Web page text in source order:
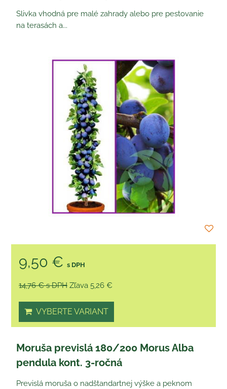
Slivka vhodná pre malé zahrady alebo pre pestovanie
na terasách a...
9,50 € s DPH
14,76 €s DPH Zľava 5,26 €
VYBERTE VARIANT
Moruša previslá 180/200 Morus Alba
pendula kont. 3-ročná
Previslá moruša o nadštandartnej výške a peknom